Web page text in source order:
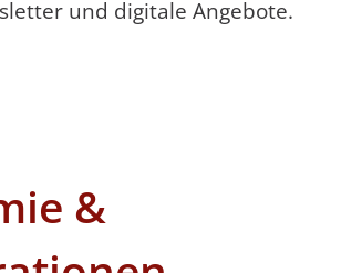
und digitale Angebote.
&